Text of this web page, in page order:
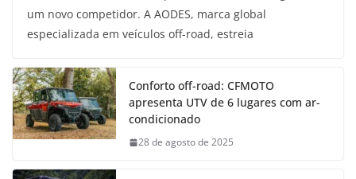
um novo competidor. A AODES, marca global
especializada em veículos off-road, estreia
Conforto off-road: CFMOTO
apresenta UTV de 6 lugares com ar-
condicionado
28 de agosto de 2025